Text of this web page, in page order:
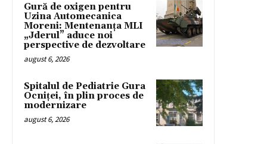
Gură de oxigen pentru
Uzina Automecanica
Moreni: Mentenanța MLI
„Jderul” aduce noi
perspective de dezvoltare
august 6, 2026
Spitalul de Pediatrie Gura
Ocniței, în plin proces de
modernizare
august 6, 2026